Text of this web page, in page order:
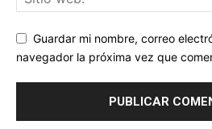
Guardar mi nombre, correo
navegador la próxima vez que